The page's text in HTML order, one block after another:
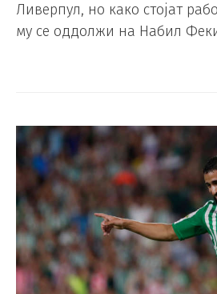
Ливерпул, но како стојат
му се оддолжи на Набил